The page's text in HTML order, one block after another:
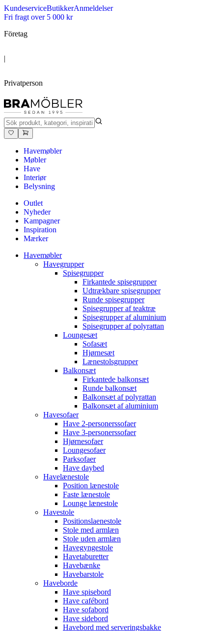
KundeserviceButikkerAnmeldelser
Fri fragt over 5 000 kr
Företag
|
Privatperson
Havemøbler
Møbler
Have
Interiør
Belysning
Outlet
Nyheder
Kampagner
Inspiration
Mærker
Havemøbler
Havegrupper
Spisegrupper
Firkantede spisegrupper
Udtrækbare spisegrupper
Runde spisegrupper
Spisegrupper af teaktræ
Spisegrupper af aluminium
Spisegrupper af polyrattan
Loungesæt
Sofasæt
Hjørnesæt
Lænestolsgrupper
Balkonsæt
Firkantede balkonsæt
Runde balkonsæt
Balkonsæt af polyrattan
Balkonsæt af aluminium
Havesofaer
Have 2-personerssofaer
Have 3-personerssofaer
Hjørnesofaer
Loungesofaer
Parksofaer
Have daybed
Havelænestole
Position lænestole
Faste lænestole
Lounge lænestole
Havestole
Positionslaenestole
Stole med armlæn
Stole uden armlæn
Havegyngestole
Havetaburetter
Havebænke
Havebarstole
Haveborde
Have spisebord
Have cafébord
Have sofabord
Have sidebord
Havebord med serveringsbakke